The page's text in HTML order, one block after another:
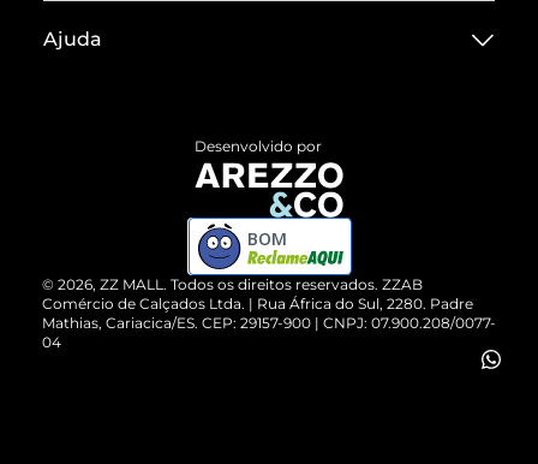
Termos de Uso
ZZ MALL é confiável
Cartão Presente
Vendas Corporativas
Ajuda
Devolução do Produto
Compre pelo WhatsApp
© 2026, ZZ MALL. Todos os direitos reservados. ZZAB
Comércio de Calçados Ltda. | Rua África do Sul, 2280. Padre
Mathias, Cariacica/ES. CEP: 29157-900 | CNPJ: 07.900.208/0077-
04
Desenvolvido por
BOM